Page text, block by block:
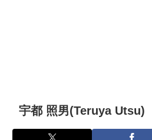
宇都 照男(Teruya Utsu)